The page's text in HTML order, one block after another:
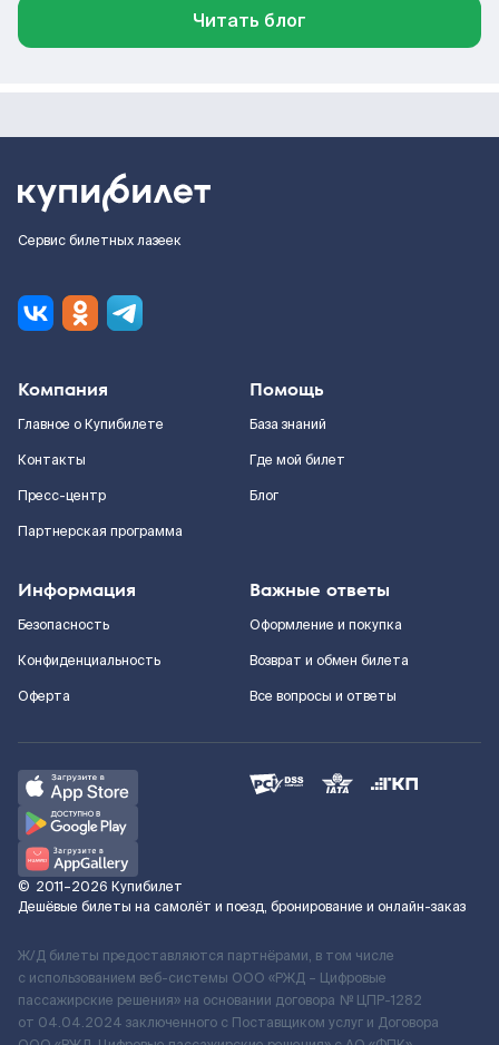
Читать блог
Сервис билетных лазеек
Компания
Главное о Купибилете
Контакты
Пресс-центр
Партнерская программа
Помощь
База знаний
Где мой билет
Блог
Информация
Безопасность
Конфиденциальность
Оферта
Важные ответы
Оформление и покупка
Возврат и обмен билета
Все вопросы и ответы
© 2011–2026 Купибилет
Дешёвые билеты на самолёт и поезд, бронирование и онлайн-заказ
Ж/Д билеты предоставляются партнёрами, в том числе
с использованием веб-системы ООО «РЖД – Цифровые
пассажирские решения» на основании договора № ЦПР-1282
от 04.04.2024 заключенного с Поставщиком услуг и Договора